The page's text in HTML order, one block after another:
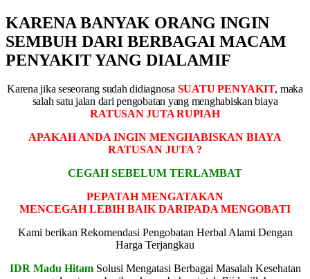
KARENA BANYAK ORANG INGIN
SEMBUH DARI BERBAGAI MACAM
PENYAKIT YANG DIALAMIF
Karena jika seseorang sudah didiagnosa SUATU PENYAKIT, maka
salah satu jalan dari pengobatan yang menghabiskan biaya
RATUSAN JUTA RUPIAH
APAKAH ANDA INGIN MENGHABISKAN BIAYA
RATUSAN JUTA ?
CEGAH SEBELUM TERLAMBAT
PEPATAH MENGATAKAN
MENCEGAH LEBIH BAIK DARIPADA MENGOBATI
Kami berikan Rekomendasi Pengobatan Herbal Alami Dengan
Harga Terjangkau
IDR Madu HitamSolusi Mengatasi Berbagai Masalah Kesehatan